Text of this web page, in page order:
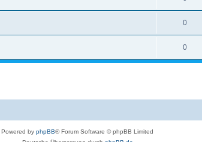
0
0
Powered by phpBB® Forum Software © phpBB Limited